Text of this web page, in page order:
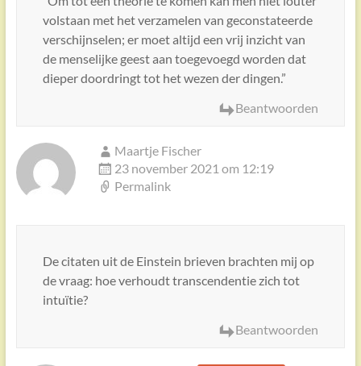
volstaan met het verzamelen van geconstateerde
verschijnselen; er moet altijd een vrij inzicht van
de menselijke geest aan toegevoegd worden dat
dieper doordringt tot het wezen der dingen.”
Beantwoorden
Maartje Fischer
23 november 2021 om 12:19
Permalink
De citaten uit de Einstein brieven brachten mij op
de vraag: hoe verhoudt transcendentie zich tot
intuïtie?
Beantwoorden